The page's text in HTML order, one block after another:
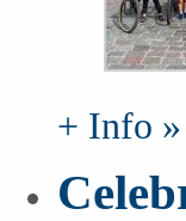
+ Info »